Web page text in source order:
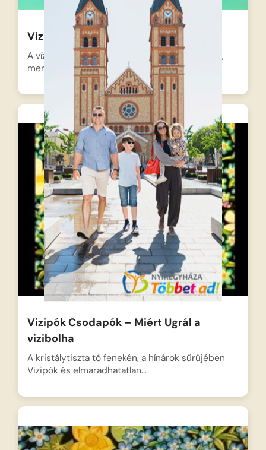
Vizipók-csodapók – A rák új ruhája
A víz alatti világban Rákapó furcsán érzi magát,
mert a…
Vizipók Csodapók – Miért Ugrál a
vizibolha
A kristálytiszta tó fenekén, a hínárok sűrűjében
Vizipók és elmaradhatatlan…